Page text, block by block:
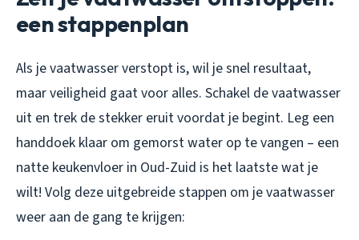
een stappenplan
Als je vaatwasser verstopt is, wil je snel resultaat,
maar veiligheid gaat voor alles. Schakel de vaatwasser
uit en trek de stekker eruit voordat je begint. Leg een
handdoek klaar om gemorst water op te vangen – een
natte keukenvloer in Oud-Zuid is het laatste wat je
wilt! Volg deze uitgebreide stappen om je vaatwasser
weer aan de gang te krijgen: